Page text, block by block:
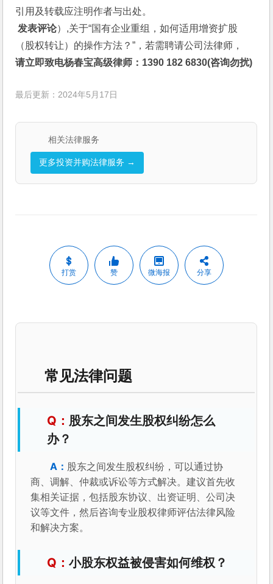
引用及转载应注明作者与出处。
发表评论）,关于“国有企业重组，如何适用增资扩股
（股权转让）的操作方法？”，若需聘请公司法律师，
请立即致电杨春宝高级律师：1390 182 6830(咨询勿扰)
最后更新：2024年5月17日
相关法律服务
更多投资并购法律服务 →
打赏 赞 微海报 分享
常见法律问题
股东之间发生股权纠纷怎么
办？
股东之间发生股权纠纷，可以通过协
商、调解、仲裁或诉讼等方式解决。建议首先收
集相关证据，包括股东协议、出资证明、公司决
议等文件，然后咨询专业股权律师评估法律风险
和解决方案。
小股东权益被侵害如何维权？